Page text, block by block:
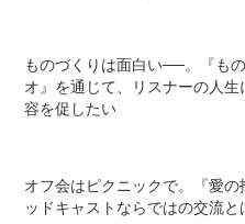
ものづくりは面白い──。『も
オ』を通じて、リスナーの人
容を促したい
オフ会はピクニックで。『愛
ッドキャストならではの交流と